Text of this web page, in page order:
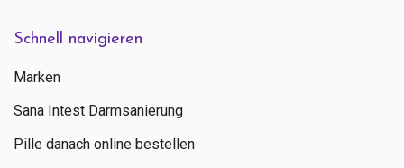
Schnell navigieren
Marken
Sana Intest Darmsanierung
Pille danach online bestellen